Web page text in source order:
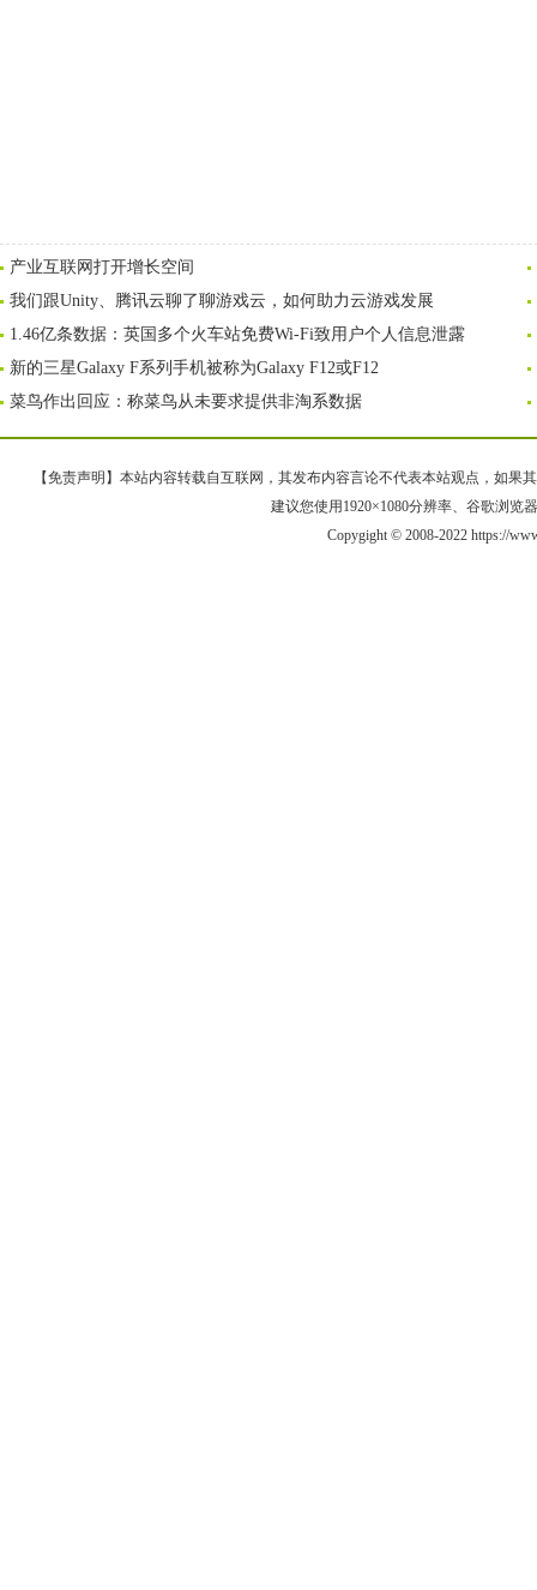
产业互联网打开增长空间
我们跟Unity、腾讯云聊了聊游戏云，如何助力云游戏发展
1.46亿条数据：英国多个火车站免费Wi-Fi致用户个人信息泄露
新的三星Galaxy F系列手机被称为Galaxy F12或F12
菜鸟作出回应：称菜鸟从未要求提供非淘系数据
【免责声明】本站内容转载自互联网，其发布内容言论不代表本站观点，如果
建议您使用1920×1080分辨率、谷歌浏览
Copygight © 2008-2022 https://